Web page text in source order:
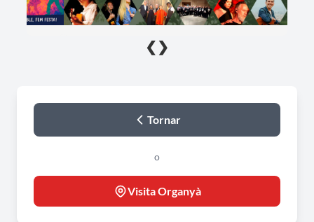
❮ ❯
Tornar
o
Visita Organyà